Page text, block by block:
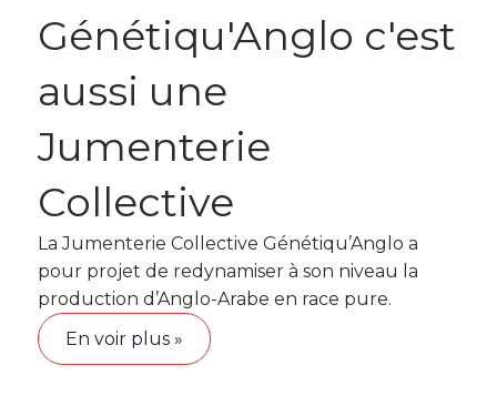
Génétiqu'Anglo c'est
aussi une
Jumenterie
Collective
La Jumenterie Collective Génétiqu’Anglo a
pour projet de redynamiser à son niveau la
production d’Anglo-Arabe en race pure.
En voir plus »